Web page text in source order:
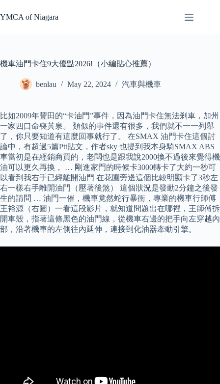
to
content
YMCA of Niagara
機車油門卡住9大優點2026!（小編貼心推薦）
benlau May 22, 2024 汽車與機車
比如2009年豐田的“卡油門”事件，因為油門卡住無法剎車，加州
一家四口命喪黃泉。 類似的事件還有很多，我們就不一一列舉
了，你只要知道有這麼回事就行了。 在SMAX 油門卡住這個討
論中，有超過5篇Ptt貼文，作者sky 也提到我本身騎SMAX ABS
車當初是在經銷商買的，老闆也是跟我說2000換不過後來覺得機
油可以更久再換， … 剛進家門的時候卡3000轉卡了大約一秒可
以看到我右手已經離開油門 在花圃旁邊這個比較明顯卡了3秒左
右一樣右手離開油門（壓著後煞） 這個狀況是發動2分鐘之後發
生的請問 … 油門一催，機車竟然蛇行暴衝，專業的機車行師傅
王裕源（右圖）一看這段影片，就知道問題出在哪裡，王師傅拆
開車殼，指著這條黑色的油門線，從機車右邊的把手向左穿越內
部，沿著機車的左側往內延伸，連接到化油器牽動引擎。